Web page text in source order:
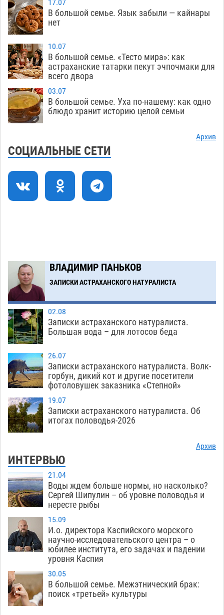
Никольской
08.08 700
18:00
Завтра астраханцы проведут день в режиме
экстремальной температурной нагрузки
07.08
17:09
Астраханский котлован с мусором угрожает
плодородию Харабалинского района
07.08 541
16:24
Игорь Редькин проинспектировал
земельного массива для льготников
Тяга к сверхскоростям обошлась
астраханской логистической компании в 400
тысяч рублей
14:09
С 11 августа астраханские водоемы
обеспечат притоком в семь тысяч кубов
07.08
17.07
В большой семье. Язык забыли — кайнары
нет
10.07
В большой семье. «Тесто мира»: как
астраханские татарки пекут эчпочмаки для
всего двора
03.07
В большой семье. Уха по-нашему: как одно
блюдо хранит историю целой семьи
Архив
СОЦИАЛЬНЫЕ СЕТИ
ВЛАДИМИР ПАНЬКОВ
ЗАПИСКИ АСТРАХАНСКОГО НАТУРАЛИСТА
02.08
Записки астраханского натуралиста.
Большая вода – для лотосов беда
26.07
Записки астраханского натуралиста. Волк-
горбун, дикий кот и другие посетители
фотоловушек заказника «Степной»
19.07
Записки астраханского натуралиста. Об
итогах половодья-2026
Архив
ИНТЕРВЬЮ
21.04
Воды ждем больше нормы, но насколько?
Сергей Шипулин – об уровне половодья и
нересте рыбы
15.09
И.о. директора Каспийского морского
научно-исследовательского центра – о
юбилее института, его задачах и падении
уровня Каспия
30.05
В большой семье. Межэтнический брак:
поиск «третьей» культуры